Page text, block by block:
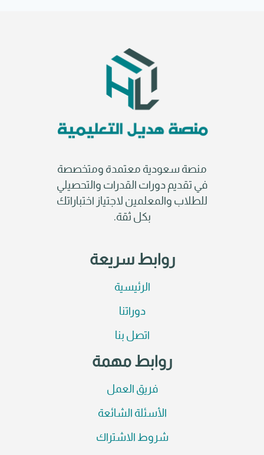
منصة سعودية معتمدة ومتخصصة
في تقديم دورات القدرات والتحصيلي
للطلاب والمعلمين لاجتياز اختباراتك
بكل ثقة.
روابط سريعة
الرئيسية
دوراتنا
اتصل بنا
روابط مهمة
فريق العمل
الأسئلة الشائعة
شروط الاشتراك